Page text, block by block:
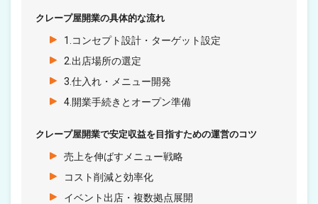
クレープ屋開業の具体的な流れ
1.コンセプト設計・ターゲット設定
2.出店場所の選定
3.仕入れ・メニュー開発
4.開業手続きとオープン準備
クレープ屋開業で安定収益を目指すための運営のコツ
売上を伸ばすメニュー戦略
コスト削減と効率化
イベント出店・複数拠点展開